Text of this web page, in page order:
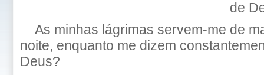
de
As minhas lágrimas servem-me de
noite, enquanto me dizem
Deus?